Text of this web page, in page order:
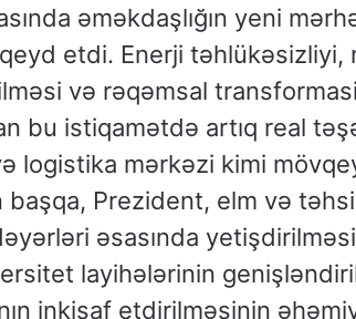
əməkdaşlığın yeni
etdi. Enerji təhlükəsizliyi,
və rəqəmsal
bu istiqamətdə artıq real
logistika mərkəzi kimi
başqa, Prezident, elm və
əsasında
layihələrinin
inkişaf etdirilməsinin